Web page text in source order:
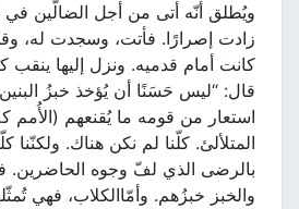
ويُطلق أنّه أتى من أجل الضالّين في
زادت إصرارًا. فأتت، وسجدت له،
كانت أمام قدميه. ونزل إليها ينقب
قال: “ليس حَسَنًا أن يُؤخذ خبزُ البنين،
استعار من قومه ما يُقنعهم (الأُمم
المتلألئ. كلّنا لم نكن هناك. ولكنّنا
بالرضى الذي لفّ وجوه الحاضرين.
والخبز خبزُهم. وأمّاالكلاب، فهي